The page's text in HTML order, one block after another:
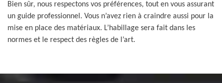
Bien sûr, nous respectons vos préférences, tout en vous assurant
un guide professionnel. Vous n’avez rien à craindre aussi pour la
mise en place des matériaux. L’habillage sera fait dans les
normes et le respect des règles de l’art.